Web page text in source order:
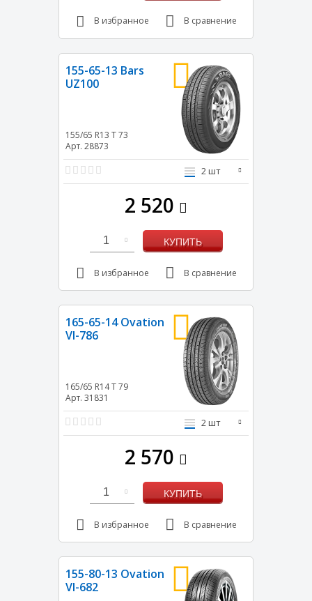
В избранное В сравнение
155-65-13 Bars
UZ100
155/65 R13 T73
Арт. 28873
2 шт
2 520
1 КУПИТЬ
В избранное В сравнение
165-65-14 Ovation
VI-786
165/65 R14T79
Арт. 31831
2 шт
2 570
1 КУПИТЬ
В избранное В сравнение
155-80-13 Ovation
VI-682